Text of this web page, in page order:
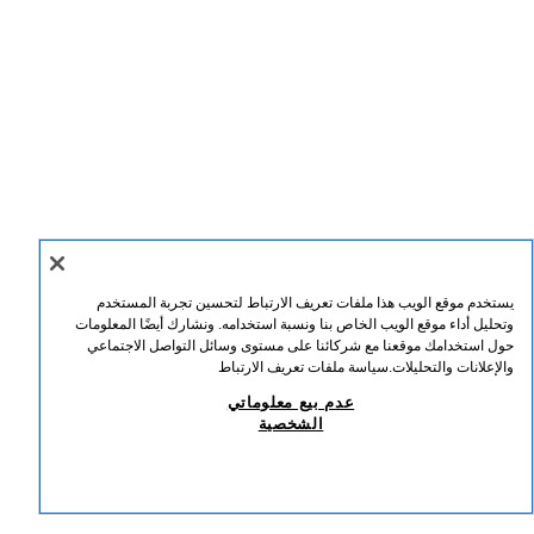
يستخدم موقع الويب هذا ملفات تعريف الارتباط لتحسين تجربة المستخدم
وتحليل أداء موقع الويب الخاص بنا ونسبة استخدامه. ونشارك أيضًا المعلومات
حول استخدامك موقعنا مع شركائنا على مستوى وسائل التواصل الاجتماعي
والإعلانات والتحليلات.سياسة ملفات تعريف الارتباط
عدم بيع معلوماتي
الشخصية